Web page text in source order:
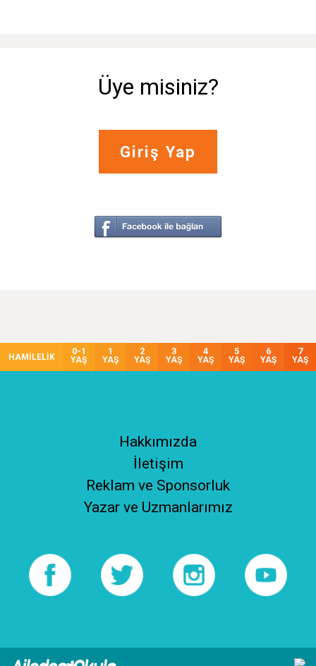
Üye misiniz?
Giriş Yap
HAMİLELİK
0-1
YAŞ
1
YAŞ
2
YAŞ
3
YAŞ
4
YAŞ
5
YAŞ
6
YAŞ
7
YAŞ
Hakkımızda
İletişim
Reklam ve Sponsorluk
Yazar ve Uzmanlarımız